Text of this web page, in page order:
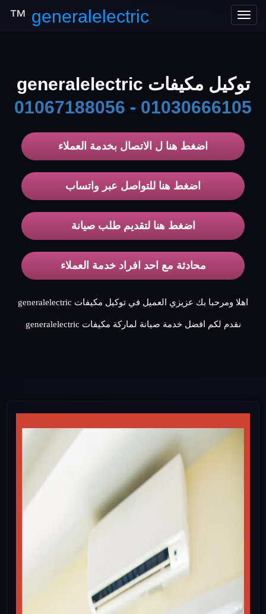
Toggle
generalelectric
™
توكيل مكيفات generalelectric
01067188056 - 01030666105
اضغط هنا ل الاتصال بخدمة العملاء
اضغط هنا للتواصل عبر واتساب
اضغط هنا لتقديم طلب صيانة
محادثة مع احد افراد خدمة العملاء
اهلا ومرحبا بك عزيزي العميل في توكيل مكيفات generalelectric
نقدم لكم افضل خدمة صيانة لماركة مكيفات generalelectric